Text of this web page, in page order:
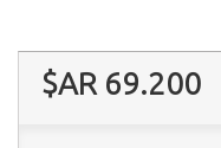
$AR 69.200